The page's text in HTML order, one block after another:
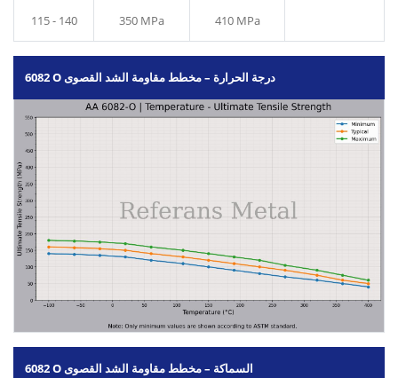
115 - 140 350 MPa 410 MPa
6082 O درجة الحرارة – مخطط مقاومة الشد القصوى
6082 O السماكة – مخطط مقاومة الشد القصوى